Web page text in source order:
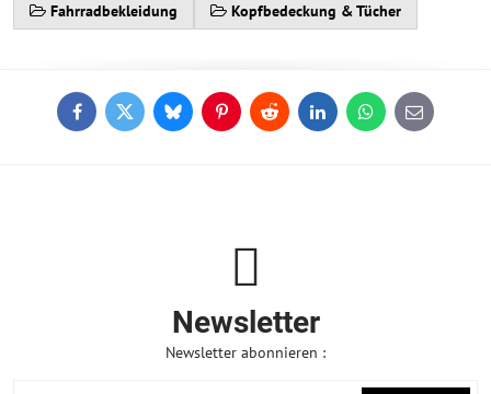
Fahrradbekleidung Kopfbedeckung & Tücher
FacebookTwitterBlueskyPinterestReddit LinkedInWhatsApp
E-
mail
Newsletter
Newsletter abonnieren :